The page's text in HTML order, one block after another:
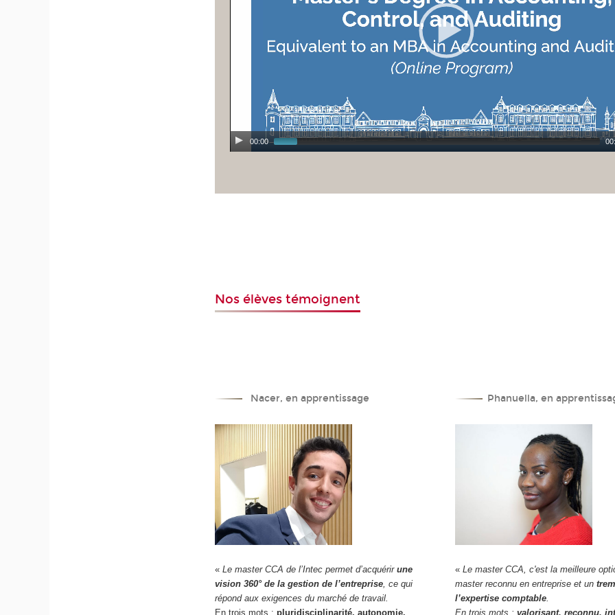
00:00
Nos élèves témoignent
Nacer, en apprentissage
« Le master CCA de l’Intec permet d’acquérirune
vision 360° de la gestion de l’entreprise, ce qui
répond aux exigences du marché de travail.
En trois mots :pluridisciplinarité, autonomie,
Phanuella, en
« Le master CCA, c'est la meilleure
master reconnu en entreprise et un
l’expertise comptable.
En trois mots : valorisant, reconnu,